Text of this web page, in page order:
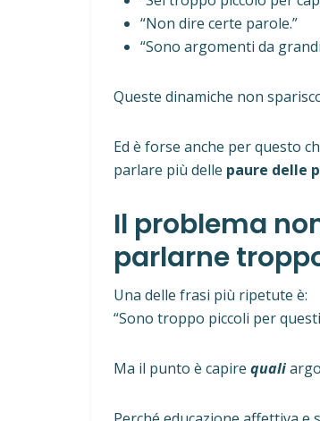
“Non dire certe parole.”
“Sono argomenti da
Queste dinamiche non
Ed è forse anche per questo
parlare più delle paure delle
Il problema
parlarne
Una delle frasi più ripetute è:
“Sono troppo piccoli per
Ma il punto è capire quali